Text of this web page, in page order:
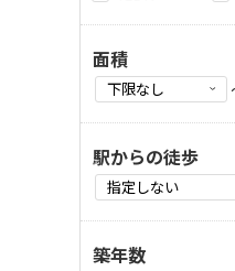
面積
駅からの徒歩
築年数